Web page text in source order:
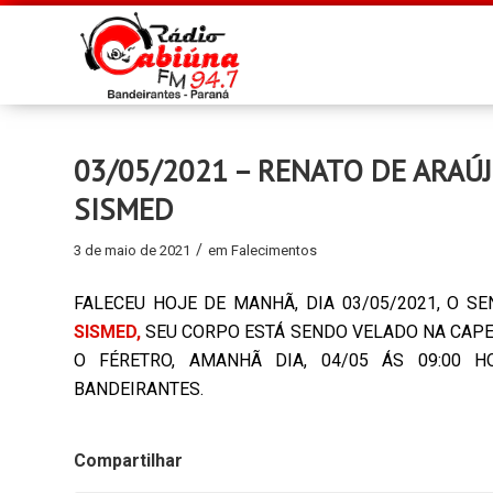
03/05/2021 – RENATO DE
SISMED
3 de maio de 2021 / em Falecimentos
FALECEU HOJE DE MANHÃ, DIA 03/05/2021, O
SISMED, SEU CORPO ESTÁ SENDO VELADO NA
O FÉRETRO, AMANHÃ DIA, 04/05 ÁS 09:00
BANDEIRANTES.
Compartilhar